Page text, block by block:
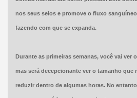
nos seus seios e promove o fluxo
fazendo com que se expanda.
Durante as primeiras semanas, você vai ver
mas será decepcionante ver o tamanho que
reduzir dentro de algumas horas. No